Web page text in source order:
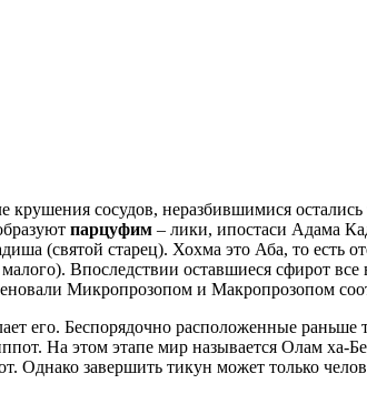
крушения сосудов, неразбившимися
парцуфим – лики, ипостаси Адама
(святой старец). Хохма это Аба, то есть
Впоследствии оставшиеся сфирот
Микропрозопом и Макропрозопом
его. Беспорядочно расположенные
На этом этапе мир называется Олам ха-
Однако завершить тикун может только